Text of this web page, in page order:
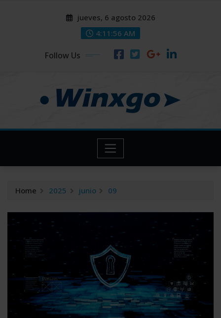
jueves, 6 agosto 2026
4:11:57 AM
Follow Us
Home 2025 junio 09